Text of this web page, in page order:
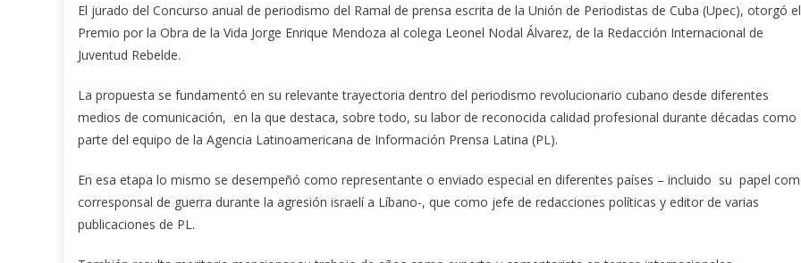
El jurado del Concurso anual de periodismo del Ramal de prensa escrita de la Unión de Periodistas de Cuba (Upec), otorgó el
Premio por la Obra de la Vida Jorge Enrique Mendoza al colega Leonel Nodal Álvarez, de la Redacción Internacional de
Juventud Rebelde.
La propuesta se fundamentó en su relevante trayectoria dentro del periodismo revolucionario cubano desde diferentes
medios de comunicación, en la que destaca, sobre todo, su labor de reconocida calidad profesional durante décadas como
parte del equipo de la Agencia Latinoamericana de Información Prensa Latina (PL).
En esa etapa lo mismo se desempeñó como representante o enviado especial en diferentes países – incluido su papel
corresponsal de guerra durante la agresión israelí a Líbano-, que como jefe de redacciones políticas y editor de varias
publicaciones de PL.